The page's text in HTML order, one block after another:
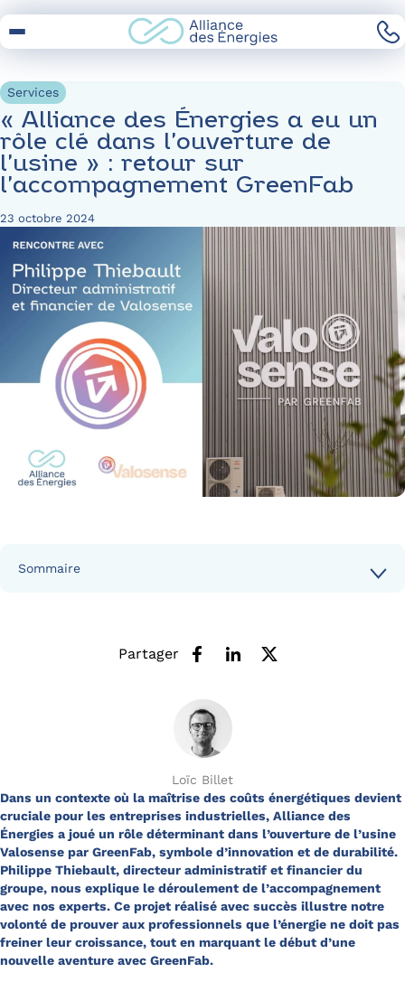
to
Services
« Alliance des Énergies a eu un
rôle clé dans l’ouverture de
l’usine » : retour sur
l’accompagnement GreenFab
23 octobre 2024
Sommaire
Partager
Loïc Billet
Dans un contexte où la maîtrise des coûts énergétiques devient
cruciale pour les entreprises industrielles, Alliance des
Énergies a joué un rôle déterminant dans l’ouverture de l’usine
Valosense par GreenFab, symbole d’innovation et de durabilité.
Philippe Thiebault, directeur administratif et financier du
groupe, nous explique le déroulement de l’accompagnement
avec nos experts. Ce projet réalisé avec succès illustre notre
volonté de prouver aux professionnels que l’énergie ne doit pas
freiner leur croissance, tout en marquant le début d’une
nouvelle aventure avec GreenFab.